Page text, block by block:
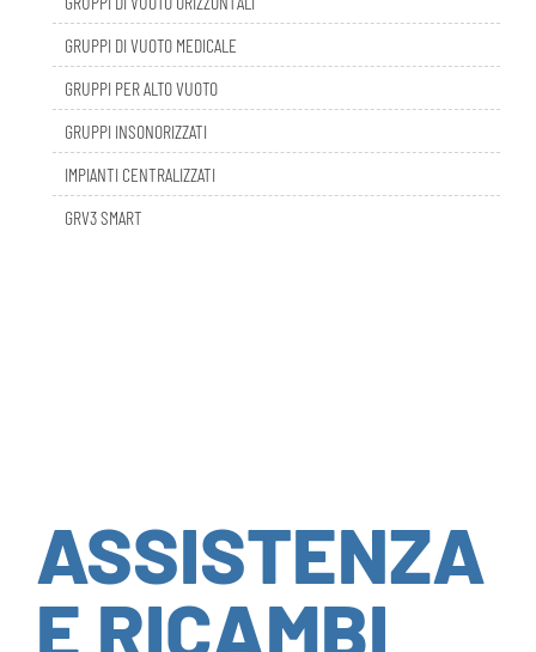
GRUPPI DI VUOTO MEDICALE
GRUPPI PER ALTO VUOTO
GRUPPI INSONORIZZATI
IMPIANTI CENTRALIZZATI
GRV3 SMART
ASSISTENZA
E RICAMBI